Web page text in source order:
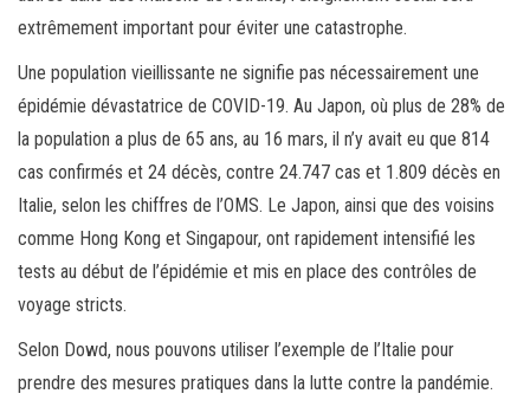
extrêmement important pour éviter une catastrophe.
Une population vieillissante ne signifie pas nécessairement une
épidémie dévastatrice de COVID-19. Au Japon, où plus de 28% de
la population a plus de 65 ans, au 16 mars, il n’y avait eu que 814
cas confirmés et 24 décès, contre 24.747 cas et 1.809 décès en
Italie, selon les chiffres de l’OMS. Le Japon, ainsi que des voisins
comme Hong Kong et Singapour, ont rapidement intensifié les
tests au début de l’épidémie et mis en place des contrôles de
voyage stricts.
Selon Dowd, nous pouvons utiliser l’exemple de l’Italie pour
prendre des mesures pratiques dans la lutte contre la pandémie.